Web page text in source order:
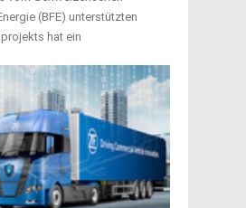
(BFE) unterstützten
hat ein